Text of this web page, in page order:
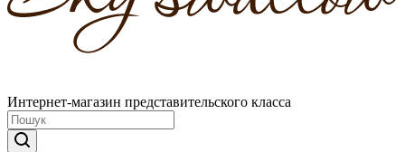
Интернет-магазин представительского класса